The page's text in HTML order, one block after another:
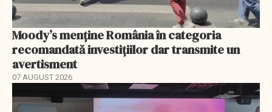
Moody’s menține România în categoria
recomandată investițiilor dar transmite un
avertisment
07 AUGUST 2026